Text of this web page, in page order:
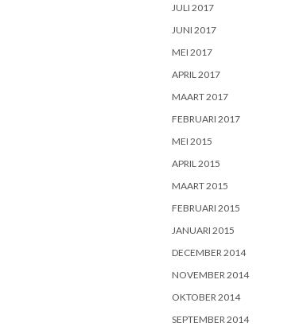
JULI 2017
JUNI 2017
MEI 2017
APRIL 2017
MAART 2017
FEBRUARI 2017
MEI 2015
APRIL 2015
MAART 2015
FEBRUARI 2015
JANUARI 2015
DECEMBER 2014
NOVEMBER 2014
OKTOBER 2014
SEPTEMBER 2014